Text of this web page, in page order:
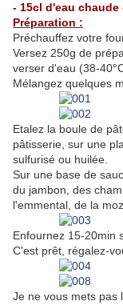
- 15cl d'eau
Préparation :
Préchauffez votre
Versez 250g de
verser d'eau (38-
Mélangez quelques
Etalez la boule de
pâtisserie, sur une
sulfurisé ou huilée.
Sur une base de
du jambon, des
l'emmental, de la
Enfournez 15-20min
C'est prêt, régalez-
Je ne vous mets pas